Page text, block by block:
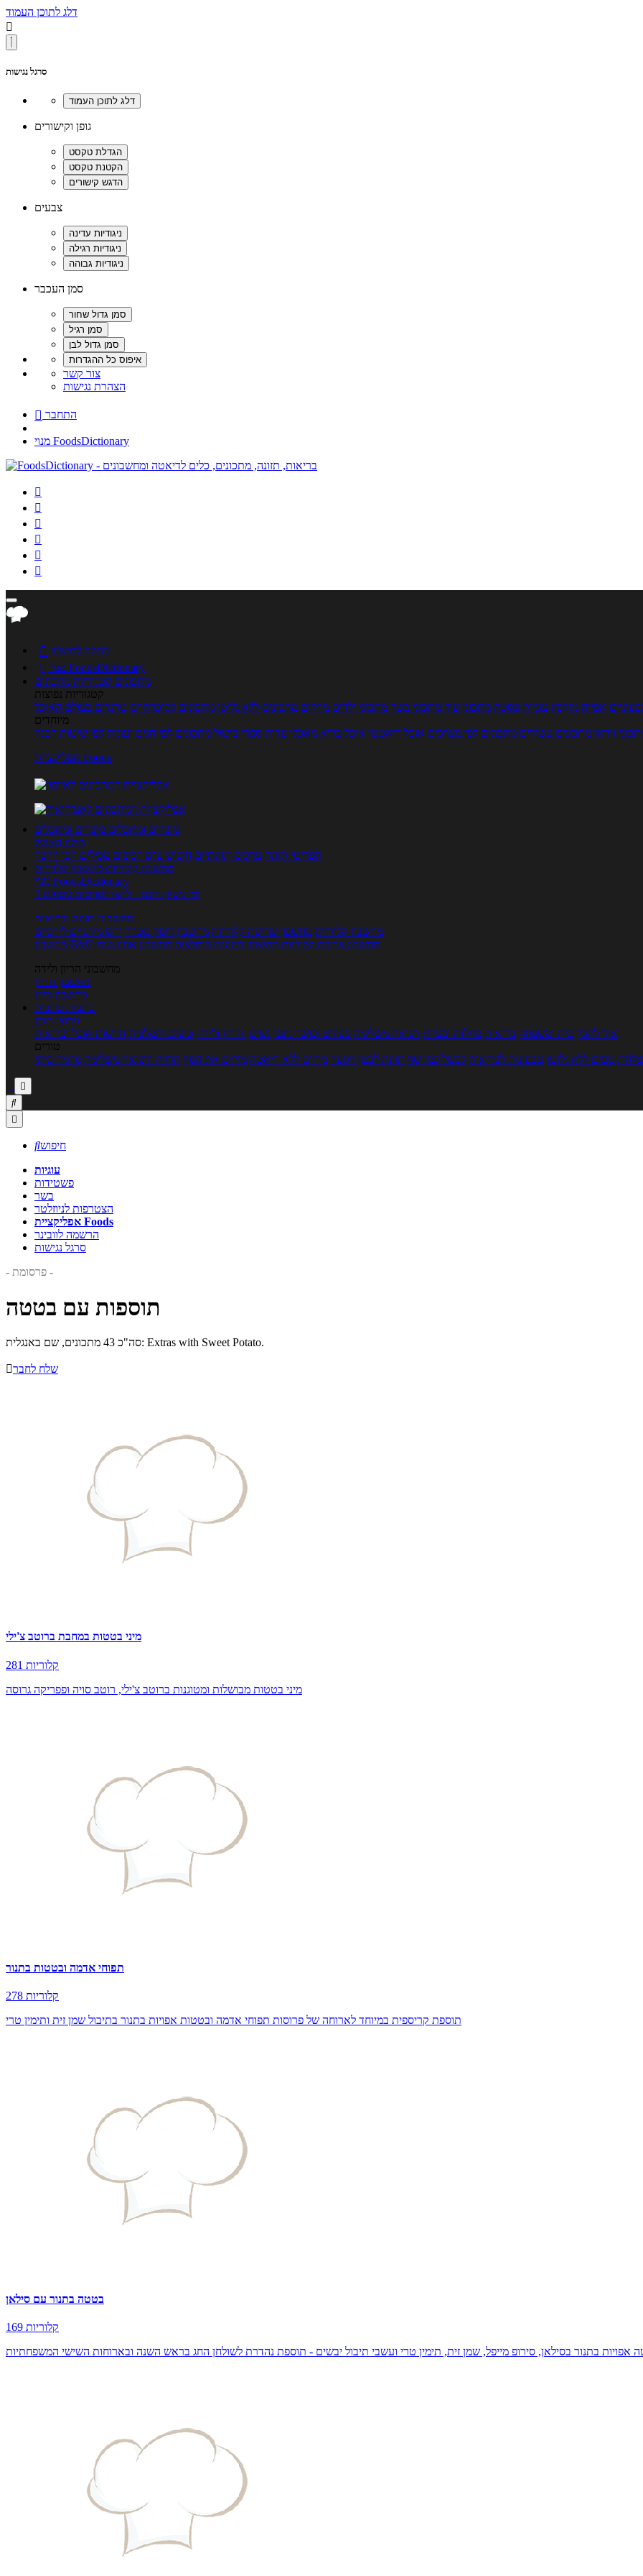
דלג לתוכן העמוד

סרגל נגישות
גופן וקישורים
צבעים
סמן העכבר
צור קשר
הצהרת נגישות
 התחבר
מנוי FoodsDictionary






 כניסה לחשבון

מנוי FoodsDictionary
מתכונים קטגוריות מתכונים
קטגוריות נפוצות
אפייה מוקפץ עוגיות פסטה מתכוני עוף מתכוני בשר מתכוני ילדים מרקים מתכונים ללא גלוטן מתכונים לסוכרתיים טרנדים בעולם האוכל
מיוחדים
וידאו מתכונים עשירים מתכונים לפי מצרכים אוכל דיאטטי אוכל בריא מאכלי עדות ספרי בישול מתכונים לפי חגים ועונות לפי שיטות הכנה
אפליקציית Foods
מוצרים ומאכלים מוצרים ומאכלים
מילון האוכל
תפריטי תזונה ערכים תזונתיים חיפוש ע"פ רכיבים מכילים הכי הרבה
מחשבון קלוריות מחשבון קלוריות
מנוי FoodsDictionary
5 ימי ניסיון חינם - לחצו לפרטים נוספים
מחשבוני תזונה ובריאות
מחשבון קלוריות מחשבון שריפת קלוריות מחשבון דופק מטרה יחס מותניים לירכיים
מחשבון BMI
מחשבון צריכת קלוריות מחשבון מינונים מומלצים מחשבון אחוז שומן
מחשבוני הריון ולידה
מחשבון הריון
מחשבון ביוץ
כתבות כתבות
ערוצי תוכן
איך להכין בית ומשפחה בריאות מחלות ובעיות רפואה משלימה ספורט וכושר גופני נשים, הריון ולידה טיפים והמלצות חדשות אוכל ובריאות
טורים
טעים ללא גלוטן טבעונות לבריאות לבשל כמו שף תזונה לבטן רגועה מרזים ללא דיאטה מזיזים את הגוף הרזיה ורפואה משלימה גורמה ביתי



חיפוש
עוגיות
פשטידות
בשר
הצטרפות לניוזלטר
אפליקציית Foods
הרשמה לוובינר
סרגל נגישות
- פרסומת -
תוספות עם בטטה
סה"כ 43 מתכונים, שם באנגלית: Extras with Sweet Potato.
שלח לחבר
מיני בטטות במחבת ברוטב צ'ילי
281 קלוריות
מיני בטטות מבושלות ומטוגנות ברוטב צ'ילי, רוטב סויה ופפריקה גרוסה
תפוחי אדמה ובטטות בתנור
278 קלוריות
תוספת קריספית במיוחד לארוחה של פרוסות תפוחי אדמה ובטטות אפויות בתנור בתיבול שמן זית ותימין טרי
בטטה בתנור עם סילאן
169 קלוריות
אפויות בתנור בסילאן, סירופ מייפל, שמן זית, תימין טרי ועשבי תיבול יבשים - תוספת נהדרת לשולחן החג בראש השנה ובארוחות השישי המשפחתיות